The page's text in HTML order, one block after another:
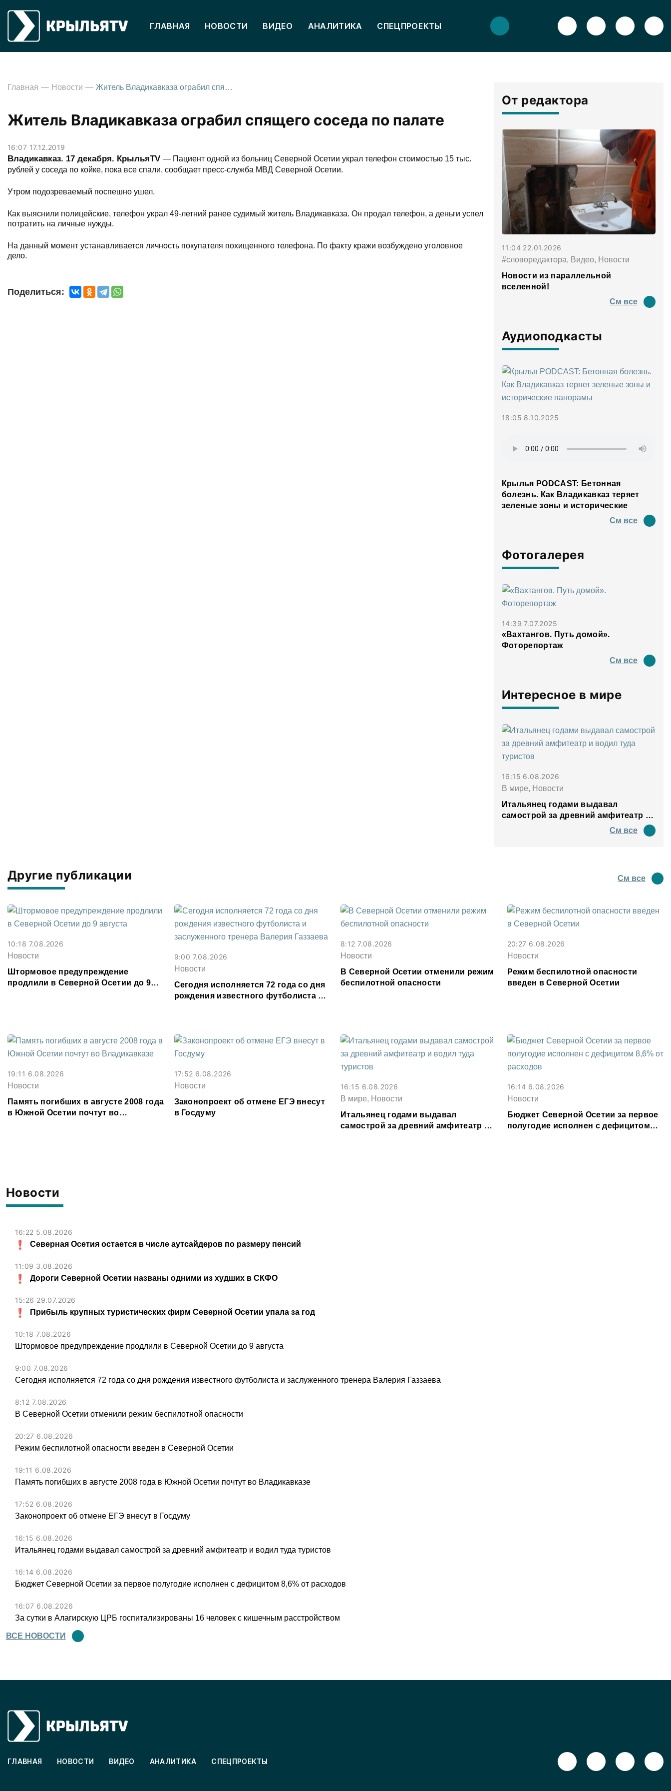
ГЛАВНАЯ НОВОСТИ ВИДЕО АНАЛИТИКА СПЕЦПРОЕКТЫ
Новости
16:22 5.08.2026
Северная Осетия остается в числе аутсайдеров по размеру пенсий
11:09 3.08.2026
Дороги Северной Осетии названы одними из худших в СКФО
15:26 29.07.2026
Прибыль крупных туристических фирм Северной Осетии упала за год
10:18 7.08.2026
Штормовое предупреждение продлили в Северной Осетии до 9 августа
9:00 7.08.2026
Сегодня исполняется 72 года со дня рождения известного футболиста и заслуженного тренера Валерия Газзаева
8:12 7.08.2026
В Северной Осетии отменили режим беспилотной опасности
20:27 6.08.2026
Режим беспилотной опасности введен в Северной Осетии
19:11 6.08.2026
Память погибших в августе 2008 года в Южной Осетии почтут во Владикавказе
17:52 6.08.2026
Законопроект об отмене ЕГЭ внесут в Госдуму
16:15 6.08.2026
Итальянец годами выдавал самострой за древний амфитеатр и водил туда туристов
16:14 6.08.2026
Бюджет Северной Осетии за первое полугодие исполнен с дефицитом 8,6% от расходов
16:07 6.08.2026
За сутки в Алагирскую ЦРБ госпитализированы 16 человек с кишечным расстройством
ВСЕ НОВОСТИ
Главная Новости Житель Владикавказа ограбил спящего соседа по палате
Житель Владикавказа ограбил спящего соседа по палате
16:07 17.12.2019
Владикавказ. 17 декабря. КрыльяTV — Пациент одной из больниц Северной Осетии украл телефон стоимостью 15 тыс.
рублей у соседа по койке, пока все спали, сообщает пресс-служба МВД Северной Осетии.
Утром подозреваемый поспешно ушел.
Как выяснили полицейские, телефон украл 49-летний ранее судимый житель Владикавказа. Он продал телефон, а деньги успел
потратить на личные нужды.
На данный момент устанавливается личность покупателя похищенного телефона. По факту кражи возбуждено уголовное
дело.
Поделиться:
От редактора
11:04 22.01.2026
#словоредактора, Видео, Новости
Новости из параллельной
вселенной!
См все
Аудиоподкасты
18:05 8.10.2025
Крылья PODCAST: Бетонная
болезнь. Как Владикавказ теряет
зеленые зоны и исторические
См все
Фотогалерея
14:39 7.07.2025
«Вахтангов. Путь домой».
Фоторепортаж
См все
Интересное в мире
16:15 6.08.2026
В мире, Новости
Итальянец годами выдавал
самострой за древний амфитеатр и
См все
Другие публикации См все
10:18 7.08.2026
Новости
Штормовое предупреждение
продлили в Северной Осетии до 9
9:00 7.08.2026
Новости
Сегодня исполняется 72 года со дня
рождения известного футболиста и
8:12 7.08.2026
Новости
В Северной Осетии отменили режим
беспилотной опасности
20:27 6.08.2026
Новости
Режим беспилотной опасности
введен в Северной Осетии
19:11 6.08.2026
Новости
Память погибших в августе 2008 года
в Южной Осетии почтут во
17:52 6.08.2026
Новости
Законопроект об отмене ЕГЭ внесут
в Госдуму
16:15 6.08.2026
В мире, Новости
Итальянец годами выдавал
самострой за древний амфитеатр и
16:14 6.08.2026
Новости
Бюджет Северной Осетии за первое
полугодие исполнен с дефицитом
ГЛАВНАЯ НОВОСТИ ВИДЕО АНАЛИТИКА СПЕЦПРОЕКТЫ